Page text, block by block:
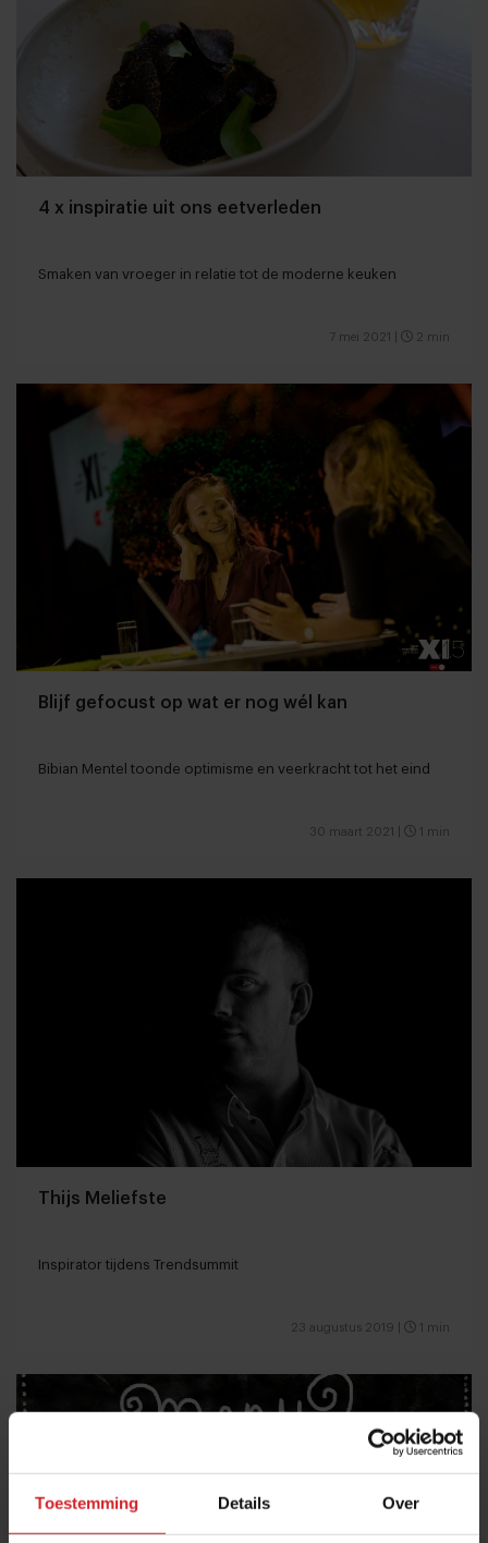
Toestemming Details Over
4 x inspiratie uit ons eetverleden
Smaken van vroeger in relatie tot de moderne keuken
7 mei 2021 2 min
Blijf gefocust op wat er nog wél kan
Bibian Mentel toonde optimisme en veerkracht tot het eind
30 maart 2021 1 min
Thijs Meliefste
Inspirator tijdens Trendsummit
23 augustus 2019 1 min